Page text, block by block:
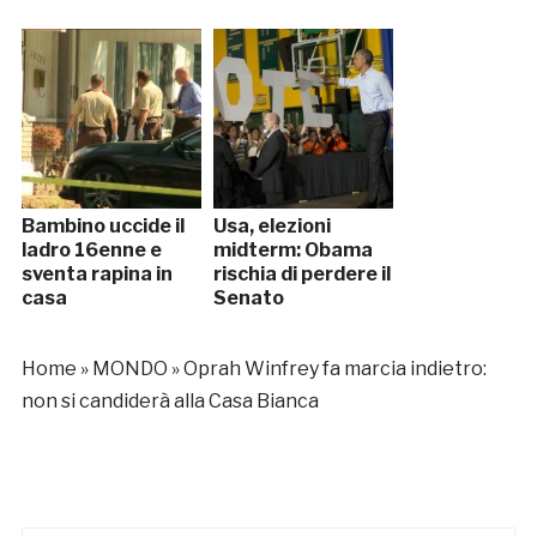
Bambino uccide il
ladro 16enne e
sventa rapina in
casa
Usa, elezioni
midterm: Obama
rischia di perdere il
Senato
Home » MONDO »Oprah Winfrey fa marcia indietro:
non si candiderà alla Casa Bianca